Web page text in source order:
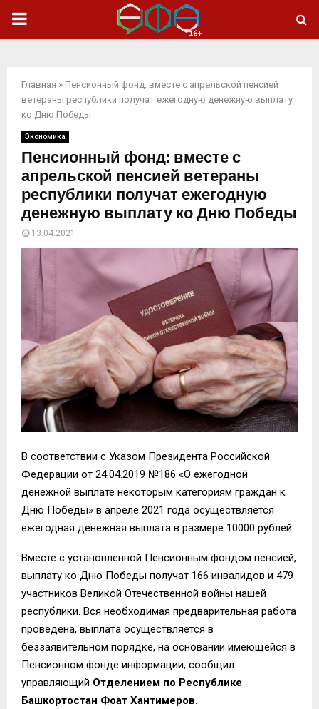
ОСНОВНОЕ
Главная » Пенсионный фонд: вместе с апрельской пенсией
ветераны республики получат ежегодную денежную выплату
ко Дню Победы
Экономика
Пенсионный фонд: вместе с
апрельской пенсией ветераны
республики получат ежегодную
денежную выплату ко Дню Победы
13.04.2021
В соответствии с Указом Президента Российской
Федерации от 24.04.2019 №186 «О ежегодной
денежной выплате некоторым категориям граждан к
Дню Победы» в апреле 2021 года осуществляется
ежегодная денежная выплата в размере 10000 рублей.
Вместе с установленной Пенсионным фондом пенсией,
выплату ко Дню Победы получат 166 инвалидов и 479
участников Великой Отечественной войны нашей
республики. Вся необходимая предварительная работа
проведена, выплата осуществляется в
беззаявительном порядке, на основании имеющейся в
Пенсионном фонде информации, сообщил
управляющий Отделением по Республике
Башкортостан Фоат Хантимеров.